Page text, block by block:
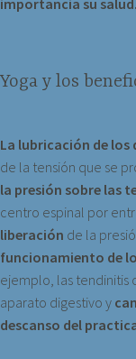
Yoga y los
La lubricación de
de la tensión que se
la presión sobre las
centro espinal por
liberación de la
funcionamiento de
ejemplo, las tendinitis
aparato digestivo y
descanso del